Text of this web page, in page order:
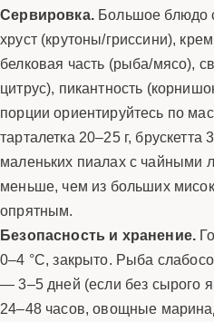
Сервировка.Большое блюдо
хруст (крутоны/гриссини),
белковая часть (рыба/мясо),
цитрус), пикантность
порции ориентируйтесь по
тарталетка 20–25 г,
маленьких пиалах с
меньше, чем из больших
опрятным.
Безопасность и хранение.
0–4 °C, закрыто. Рыба
— 3–5 дней (если без сырого
24–48 часов, овощные